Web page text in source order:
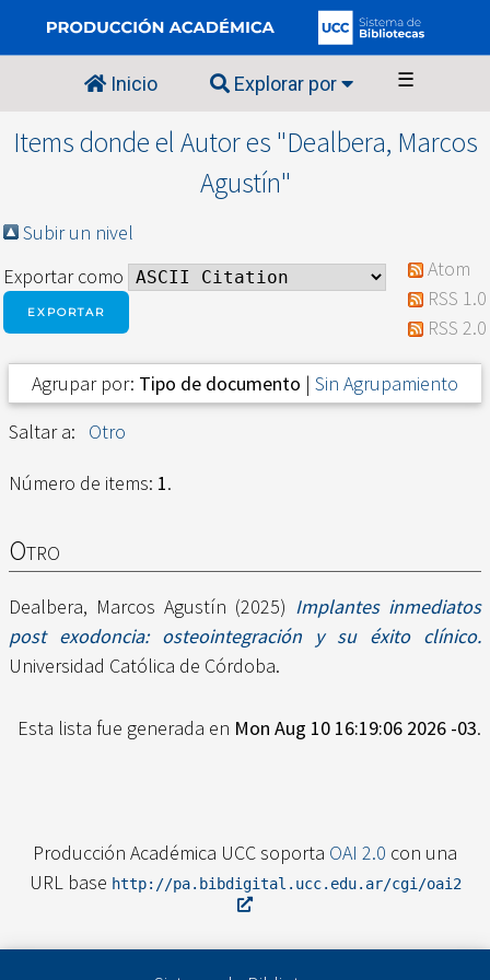
Inicio Explorar por ☰
Items donde el Autor es "Dealbera, Marcos
Agustín"
Subir un nivel
Exportar como
Atom
RSS 1.0
RSS 2.0
Agrupar por: Tipo de documento | Sin Agrupamiento
Saltar a:
Otro
Número de items: 1.
Otro
Dealbera, Marcos Agustín (2025) Implantes inmediatos
post exodoncia: osteointegración y su éxito clínico.
Universidad Católica de Córdoba.
Esta lista fue generada en Mon Aug 10 16:19:06 2026 -03.
Producción Académica UCC soporta OAI 2.0 con una
URL base http://pa.bibdigital.ucc.edu.ar/cgi/oai2